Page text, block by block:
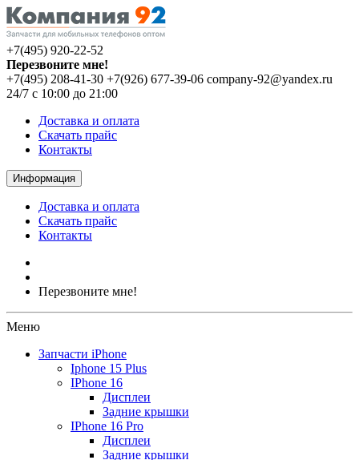
+7(495) 920-22-52
Перезвоните мне!
+7(495) 208-41-30 +7(926) 677-39-06 company-92@yandex.ru
24/7 с 10:00 до 21:00
Доставка и оплата
Скачать прайс
Контакты
Информация
Доставка и оплата
Скачать прайс
Контакты
Перезвоните мне!
Меню
Запчасти iPhone
Iphone 15 Plus
IPhone 16
Дисплеи
Задние крышки
IPhone 16 Pro
Дисплеи
Задние крышки